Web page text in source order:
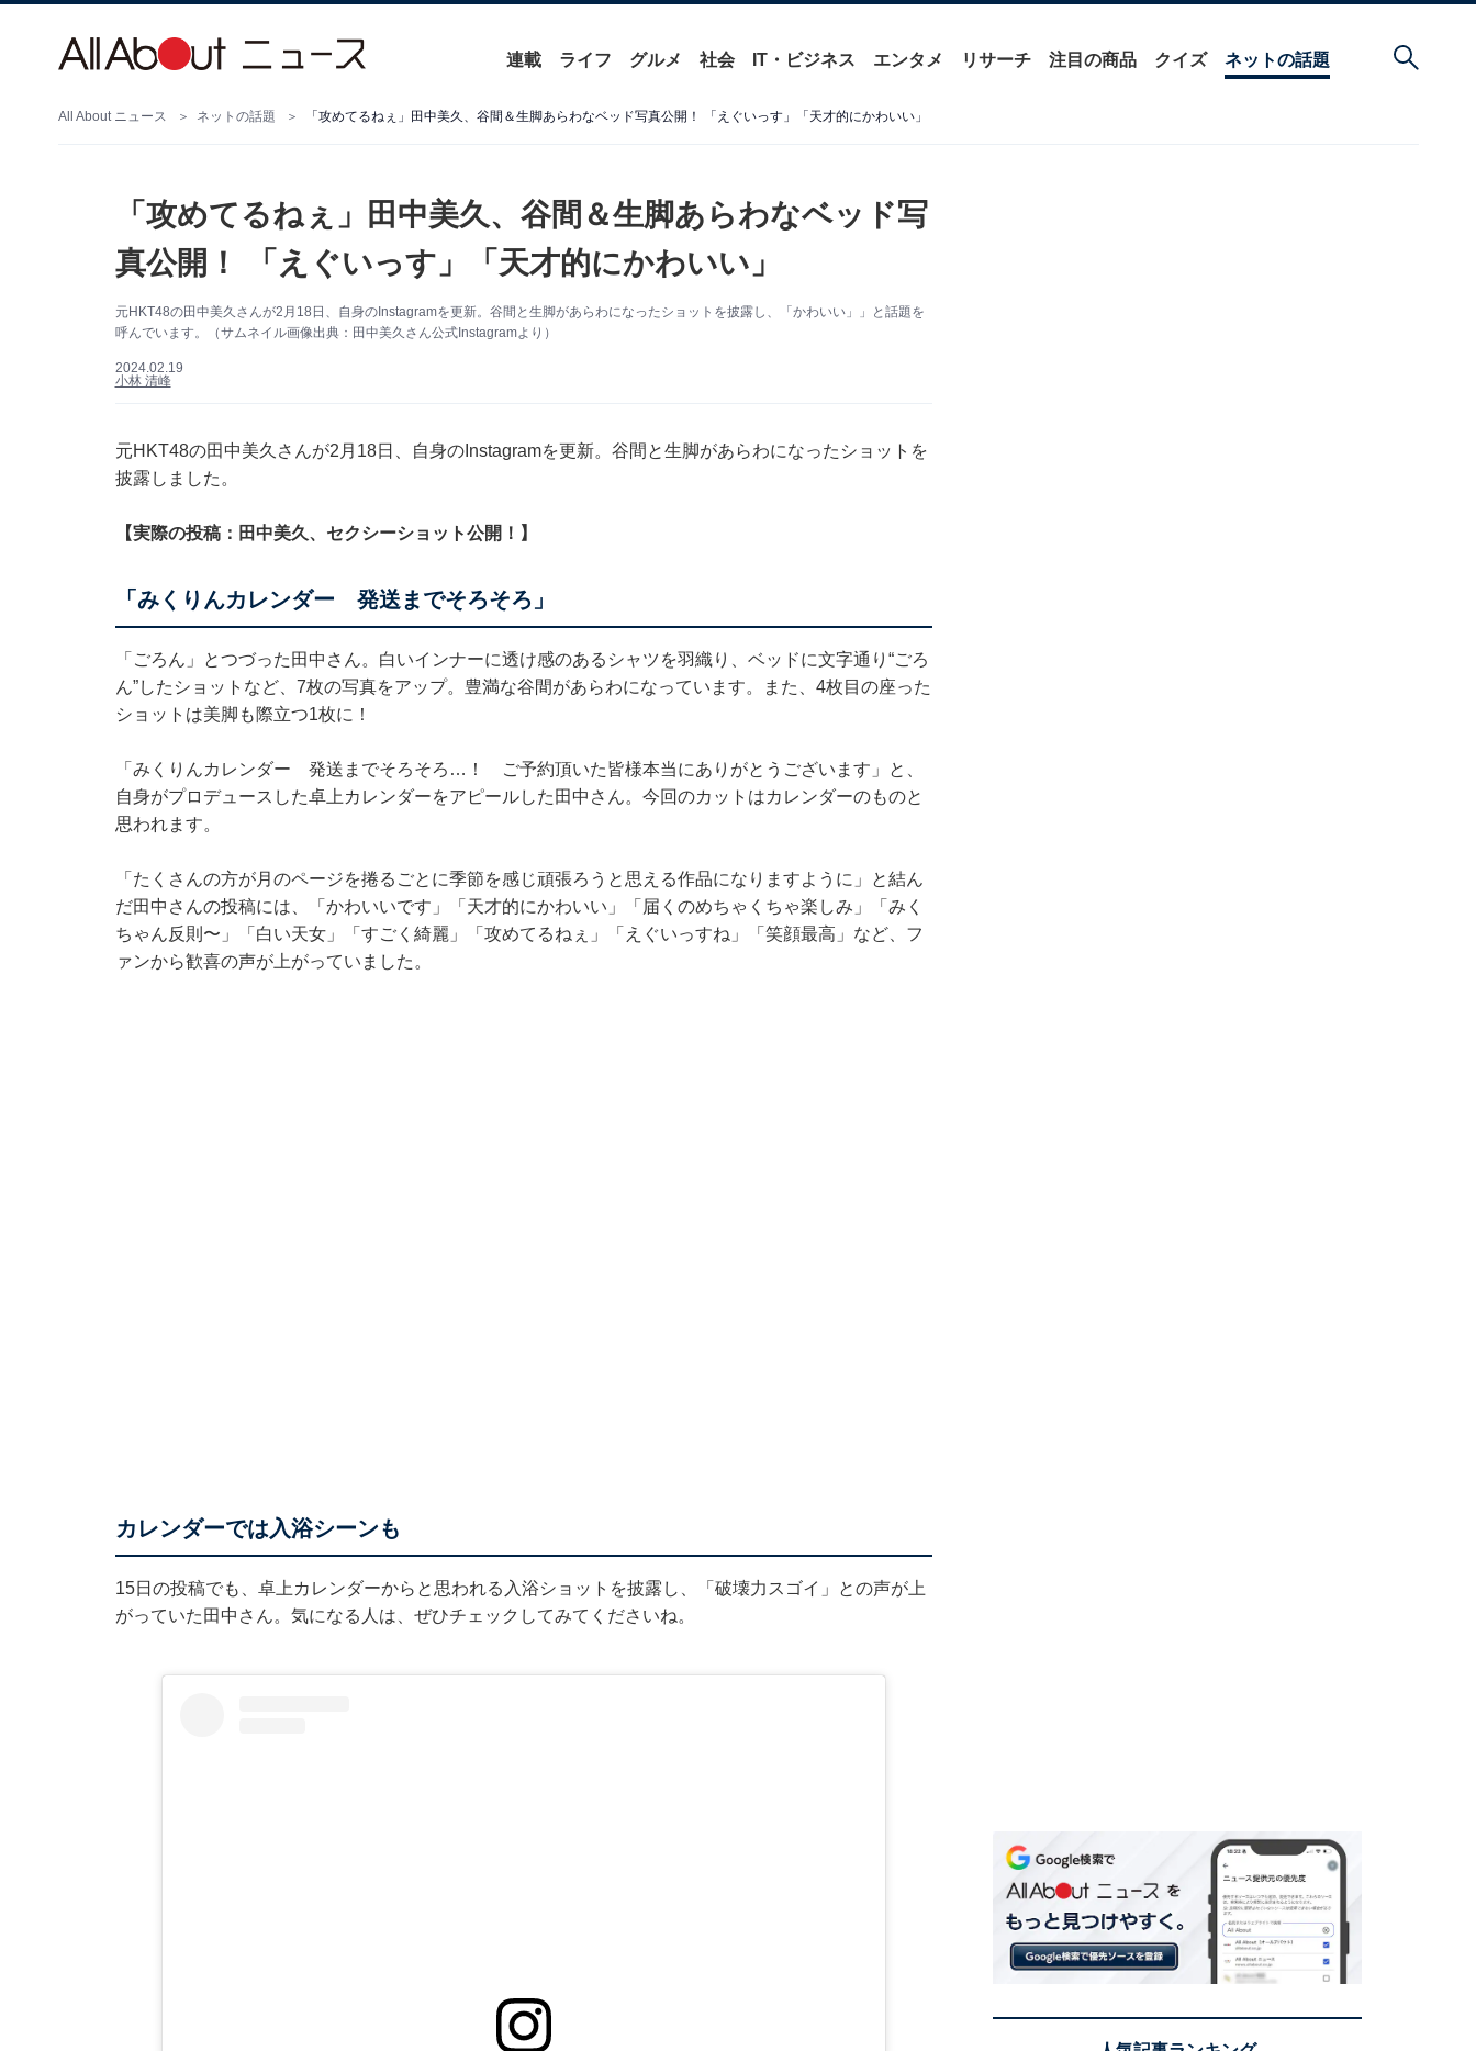
連載 ライフ グルメ 社会 IT・ビジネス エンタメ リサーチ 注目の商品 クイズ ネットの話題
All About ニュース ネットの話題 「攻めてるねぇ」田中美久、谷間＆生脚あらわなベッド写真公開！ 「えぐいっす」「天才的にかわいい」
「攻めてるねぇ」田中美久、谷間＆生脚あらわなベッド写
真公開！ 「えぐいっす」「天才的にかわいい」
元HKT48の田中美久さんが2月18日、自身のInstagramを更新。谷間と生脚があらわになったショットを披露し、「かわいい」」と話題を
呼んでいます。（サムネイル画像出典：田中美久さん公式Instagramより）
2024.02.19
小林 清峰
元HKT48の田中美久さんが2月18日、自身のInstagramを更新。谷間と生脚があらわになったショットを
披露しました。
【実際の投稿：田中美久、セクシーショット公開！】
「みくりんカレンダー 発送までそろそろ」
「ごろん」とつづった田中さん。白いインナーに透け感のあるシャツを羽織り、ベッドに文字通り“ごろ
ん”したショットなど、7枚の写真をアップ。豊満な谷間があらわになっています。また、4枚目の座った
ショットは美脚も際立つ1枚に！
「みくりんカレンダー 発送までそろそろ…！ ご予約頂いた皆様本当にありがとうございます」と、
自身がプロデュースした卓上カレンダーをアピールした田中さん。今回のカットはカレンダーのものと
思われます。
「たくさんの方が月のページを捲るごとに季節を感じ頑張ろうと思える作品になりますように」と結ん
だ田中さんの投稿には、「かわいいです」「天才的にかわいい」「届くのめちゃくちゃ楽しみ」「みく
ちゃん反則〜」「白い天女」「すごく綺麗」「攻めてるねぇ」「えぐいっすね」「笑顔最高」など、フ
ァンから歓喜の声が上がっていました。
カレンダーでは入浴シーンも
15日の投稿でも、卓上カレンダーからと思われる入浴ショットを披露し、「破壊力スゴイ」との声が上
がっていた田中さん。気になる人は、ぜひチェックしてみてくださいね。